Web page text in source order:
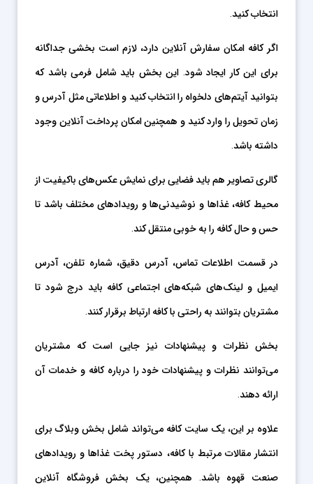
انتخاب کنید.
اگر کافه امکان سفارش آنلاین دارد، لازم است بخشی جداگانه
برای این کار ایجاد شود. این بخش باید شامل فرمی باشد که
بتوانید آیتم‌های دلخواه را انتخاب کنید و اطلاعاتی مثل آدرس و
زمان تحویل را وارد کنید و همچنین امکان پرداخت آنلاین وجود
داشته باشد.
گالری تصاویر هم باید فضایی برای نمایش عکس‌های باکیفیت از
محیط کافه، غذاها و نوشیدنی‌ها و رویدادهای مختلف باشد تا
حس و حال کافه را به خوبی منتقل کند.
در قسمت اطلاعات تماس، آدرس دقیق، شماره تلفن، آدرس
ایمیل و لینک‌های شبکه‌های اجتماعی کافه باید درج شود تا
مشتریان بتوانند به راحتی با کافه ارتباط برقرار کنند.
بخش نظرات و پیشنهادات نیز جایی است که مشتریان
می‌توانند نظرات و پیشنهادات خود را درباره کافه و خدمات آن
ارائه دهند.
علاوه بر این، یک سایت کافه می‌تواند شامل بخش وبلاگ برای
انتشار مقالات مرتبط با کافه، دستور پخت غذاها و رویدادهای
صنعت قهوه باشد. همچنین، یک بخش فروشگاه آنلاین